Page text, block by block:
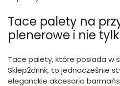
Tace palety na
plenerowe i nie
Tace palety, które posiada w
Sklep2drink, to jednocześnie
eleganckie akcesoria